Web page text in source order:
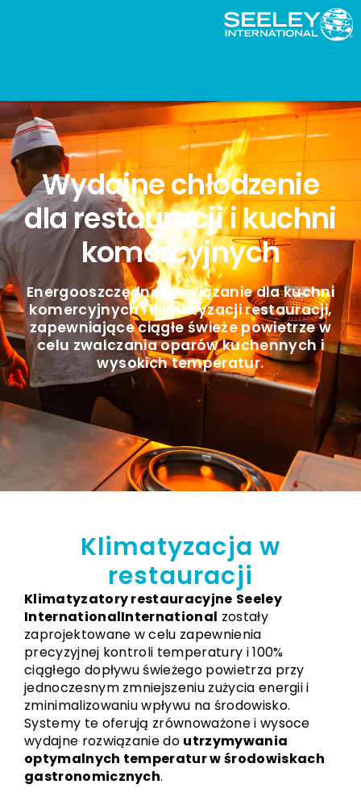
Wydajne chłodzenie
dla restauracji i kuchni
komercyjnych
Energooszczędne rozwiązanie dla kuchni
komercyjnych i klimatyzacji restauracji,
zapewniające ciągłe świeże powietrze w
celu zwalczania oparów kuchennych i
wysokich temperatur.
Klimatyzacja w
restauracji
Klimatyzatory restauracyjne Seeley
InternationalInternational zostały
zaprojektowane w celu zapewnienia
precyzyjnej kontroli temperatury i 100%
ciągłego dopływu świeżego powietrza przy
jednoczesnym zmniejszeniu zużycia energii i
zminimalizowaniu wpływu na środowisko.
Systemy te oferują zrównoważone i wysoce
wydajne rozwiązanie do utrzymywania
optymalnych temperatur w środowiskach
gastronomicznych.